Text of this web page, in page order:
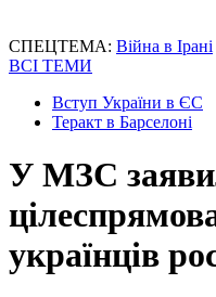
СПЕЦТЕМА: Війна в Ірані
ВСІ ТЕМИ
Вступ України в ЄС
Теракт в Барселоні
У МЗС
українців